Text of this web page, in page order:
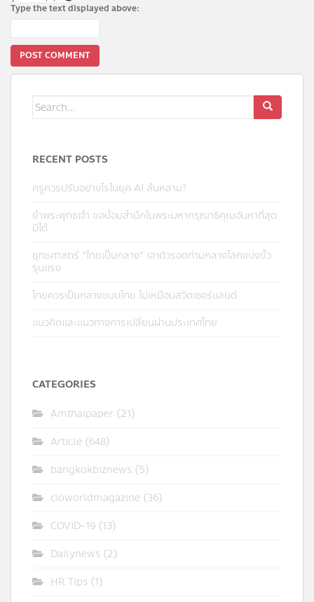
Type the text displayed above:
Search
for:
RECENT POSTS
ครูควรปรับอย่างไรในยุค AI ล้นหลาม?
ข้าพระพุทธเจ้า ขอน้อมสำนึกในพระมหากรุณาธิคุณอันหาที่สุด
มิได้
ยุทธศาสตร์ “ไทยเป็นกลาง” เอาตัวรอดท่ามกลางโลกแบ่งขั้ว
รุนแรง
ไทยควรเป็นกลางแบบไทย ไม่เหมือนสวิตเซอร์แลนด์
แนวคิดและแนวทางการเปลี่ยนผ่านประเทศไทย
CATEGORIES
Amthaipaper (21)
Article (648)
bangkokbiznews (5)
cioworldmagazine (36)
COVID-19 (13)
Dailynews (2)
HR Tips (1)